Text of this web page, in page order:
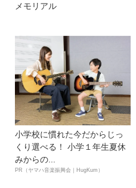
メモリアル
小学校に慣れた今だからじっ
くり選べる！ 小学１年生夏休
みからの...
PR（ヤマハ音楽振興会｜HugKum）